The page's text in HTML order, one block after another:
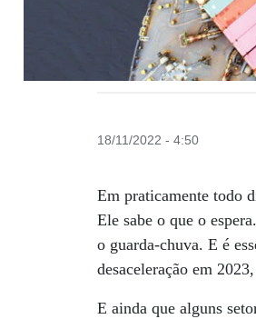
18/11/2022 - 4:50
Em praticamente todo
Ele sabe o que o
o guarda-chuva. E é
desaceleração em
E ainda que alguns